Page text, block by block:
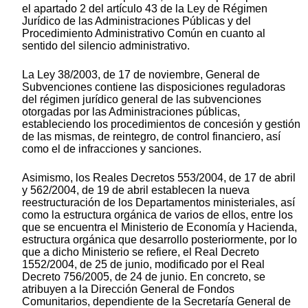
el apartado 2 del artículo 43 de la Ley de Régimen
Jurídico de las Administraciones Públicas y del
Procedimiento Administrativo Común en cuanto al
sentido del silencio administrativo.
La Ley 38/2003, de 17 de noviembre, General de
Subvenciones contiene las disposiciones reguladoras
del régimen jurídico general de las subvenciones
otorgadas por las Administraciones públicas,
estableciendo los procedimientos de concesión y gestión
de las mismas, de reintegro, de control financiero, así
como el de infracciones y sanciones.
Asimismo, los Reales Decretos 553/2004, de 17 de abril
y 562/2004, de 19 de abril establecen la nueva
reestructuración de los Departamentos ministeriales, así
como la estructura orgánica de varios de ellos, entre los
que se encuentra el Ministerio de Economía y Hacienda,
estructura orgánica que desarrollo posteriormente, por lo
que a dicho Ministerio se refiere, el Real Decreto
1552/2004, de 25 de junio, modificado por el Real
Decreto 756/2005, de 24 de junio. En concreto, se
atribuyen a la Dirección General de Fondos
Comunitarios, dependiente de la Secretaría General de